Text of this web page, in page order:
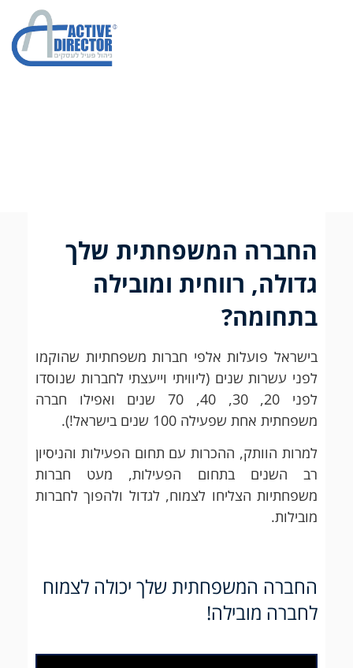
החברה המשפחתית שלך
גדולה, רווחית ומובילה
בתחומה?
בישראל פועלות אלפי חברות משפחתיות שהוקמו
לפני עשרות שנים (ליוויתי וייעצתי לחברות שנוסדו
לפני 20, 30, 40, 70 שנים ואפילו חברה
משפחתית אחת שפעילה 100 שנים בישראל!).
למרות הוותק, ההכרות עם תחום הפעילות והניסיון
רב השנים בתחום הפעילות, מעט חברות
משפחתיות הצליחו לצמוח, לגדול ולהפוך לחברות
מובילות.
החברה המשפחתית שלך יכולה לצמוח
לחברה מובילה!